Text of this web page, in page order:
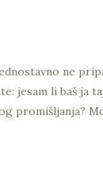
ne
jesam li baš ja
promišljanja?